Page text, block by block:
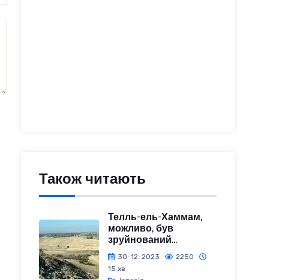
Також читають
Телль-ель-Хаммам,
можливо, був
зруйнований...
30-12-2023
2250
15 хв